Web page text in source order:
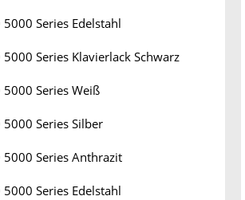
Series Edelstahl
Series Klavierlack Schwarz
Series Weiß
Series Silber
5000 Series Anthrazit
Series Edelstahl